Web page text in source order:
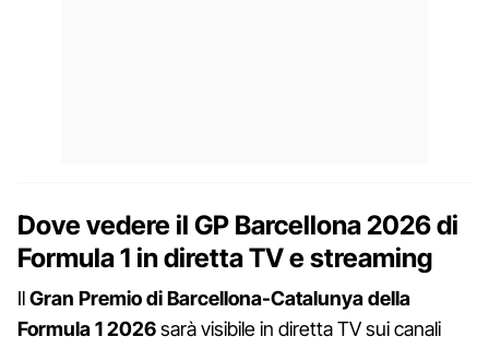
Dove vedere il GP Barcellona 2026 di
Formula 1 in diretta TV e streaming
IlGran Premio di Barcellona-Catalunya della
Formula 1 2026sarà visibile in diretta TV sui canali